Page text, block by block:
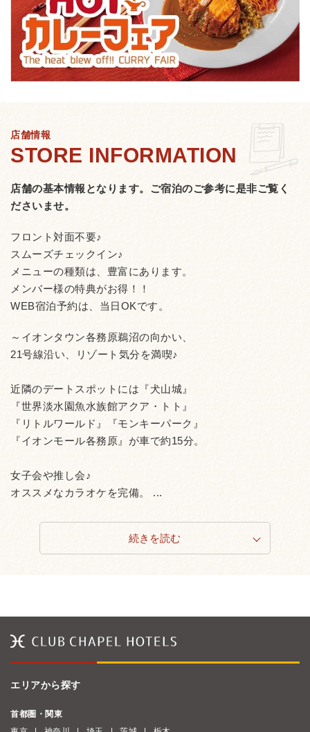
店舗情報
店舗の基本情報となります。 ご宿泊のご参考に是非ご覧く
ださいませ。
フロント対面不要♪
スムーズチェックイン♪
メニューの種類は、豊富にあります。
メンバー様の特典がお得！！
WEB宿泊予約は、当日OKです。
～イオンタウン各務原鵜沼の向かい、
21号線沿い、リゾート気分を満喫♪
近隣のデートスポットには『犬山城』
『世界淡水園魚水族館アクア・トト』
『リトルワールド』『モンキーパーク』
『イオンモール各務原』が車で約15分。
女子会や推し会♪
オススメなカラオケを完備。 ...
続きを読む
エリアから探す
首都圏・関東